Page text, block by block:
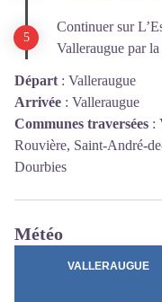
Continuer sur
Valleraugue par
Départ : Valleraugue
Arrivée : Valleraugue
Communes traversées :
Rouvière, Saint-André-
Dourbies
Météo